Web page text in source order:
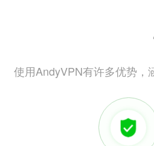
使用AndyVPN有许多优势，